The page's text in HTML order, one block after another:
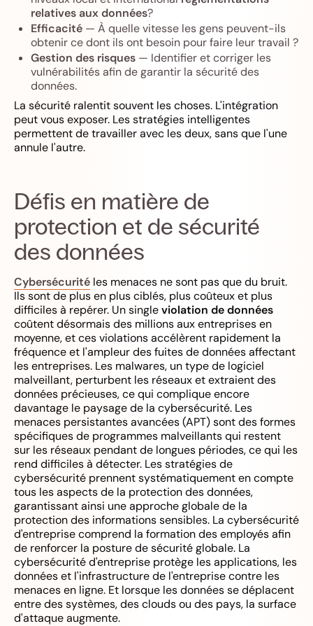
relatives aux données?
Efficacité — À quelle vitesse les gens peuvent-ils
obtenir ce dont ils ont besoin pour faire leur travail ?
Gestion des risques — Identifier et corriger les
vulnérabilités afin de garantir la sécurité des
données.
La sécurité ralentit souvent les choses. L'intégration
peut vous exposer. Les stratégies intelligentes
permettent de travailler avec les deux, sans que l'une
annule l'autre.
Défis en matière de
protection et de sécurité
des données
Cybersécurité les menaces ne sont pas que du bruit.
Ils sont de plus en plus ciblés, plus coûteux et plus
difficiles à repérer. Un singleviolation de données
coûtent désormais des millions aux entreprises en
moyenne, et ces violations accélèrent rapidement la
fréquence et l'ampleur des fuites de données affectant
les entreprises. Les malwares, un type de logiciel
malveillant, perturbent les réseaux et extraient des
données précieuses, ce qui complique encore
davantage le paysage de la cybersécurité. Les
menaces persistantes avancées (APT) sont des formes
spécifiques de programmes malveillants qui restent
sur les réseaux pendant de longues périodes, ce qui les
rend difficiles à détecter. Les stratégies de
cybersécurité prennent systématiquement en compte
tous les aspects de la protection des données,
garantissant ainsi une approche globale de la
protection des informations sensibles. La cybersécurité
d'entreprise comprend la formation des employés afin
de renforcer la posture de sécurité globale. La
cybersécurité d'entreprise protège les applications, les
données et l'infrastructure de l'entreprise contre les
menaces en ligne. Et lorsque les données se déplacent
entre des systèmes, des clouds ou des pays, la surface
d'attaque augmente.